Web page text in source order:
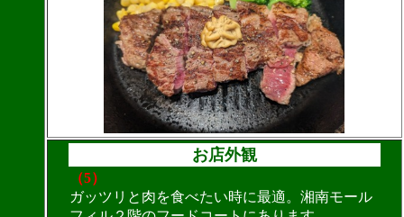
お店外観
（5）
ガッツリと肉を食べたい時に最適。湘南モール